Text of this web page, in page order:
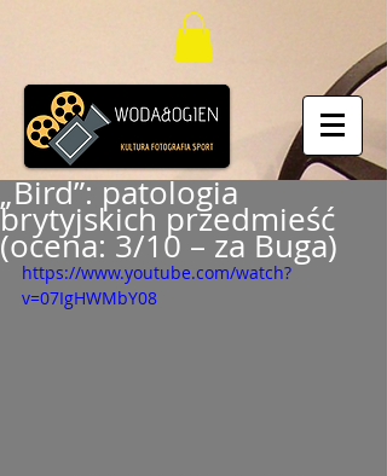
„Bird”: patologia
brytyjskich przedmieść
(ocena: 3/10 – za Buga)
https://www.youtube.com/watch?
v=07IgHWMbY08